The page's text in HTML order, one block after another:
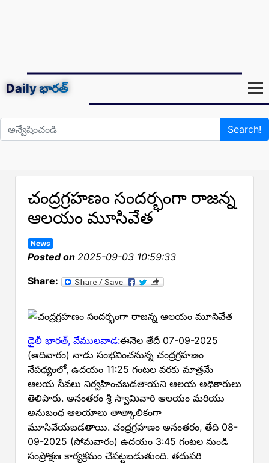
Dailyభారత్
Search!
చంద్రగ్రహణం సందర్భంగా రాజన్న
ఆలయం మూసివేత
News
Posted on 2025-09-03 10:59:33
Share:
డైలీ భారత్, వేములవాడ:ఈనెల తేదీ 07-09-2025
(ఆదివారం) నాడు సంభవించనున్న చంద్రగ్రహణం
నేపధ్యంలో, ఉదయం 11:25 గంటల వరకు మాత్రమే
ఆలయ సేవలు నిర్వహించబడతాయని ఆలయ అధికారులు
తెలిపారు. అనంతరం శ్రీ స్వామివారి ఆలయం మరియు
అనుబంధ ఆలయాలు తాత్కాలికంగా
మూసివేయబడతాయి. చంద్రగ్రహణం అనంతరం, తేది 08-
09-2025 (సోమవారం) ఉదయం 3:45 గంటల నుండి
సంప్రోక్షణ కార్యక్రమం చేపట్టబడుతుంది. తదుపరి